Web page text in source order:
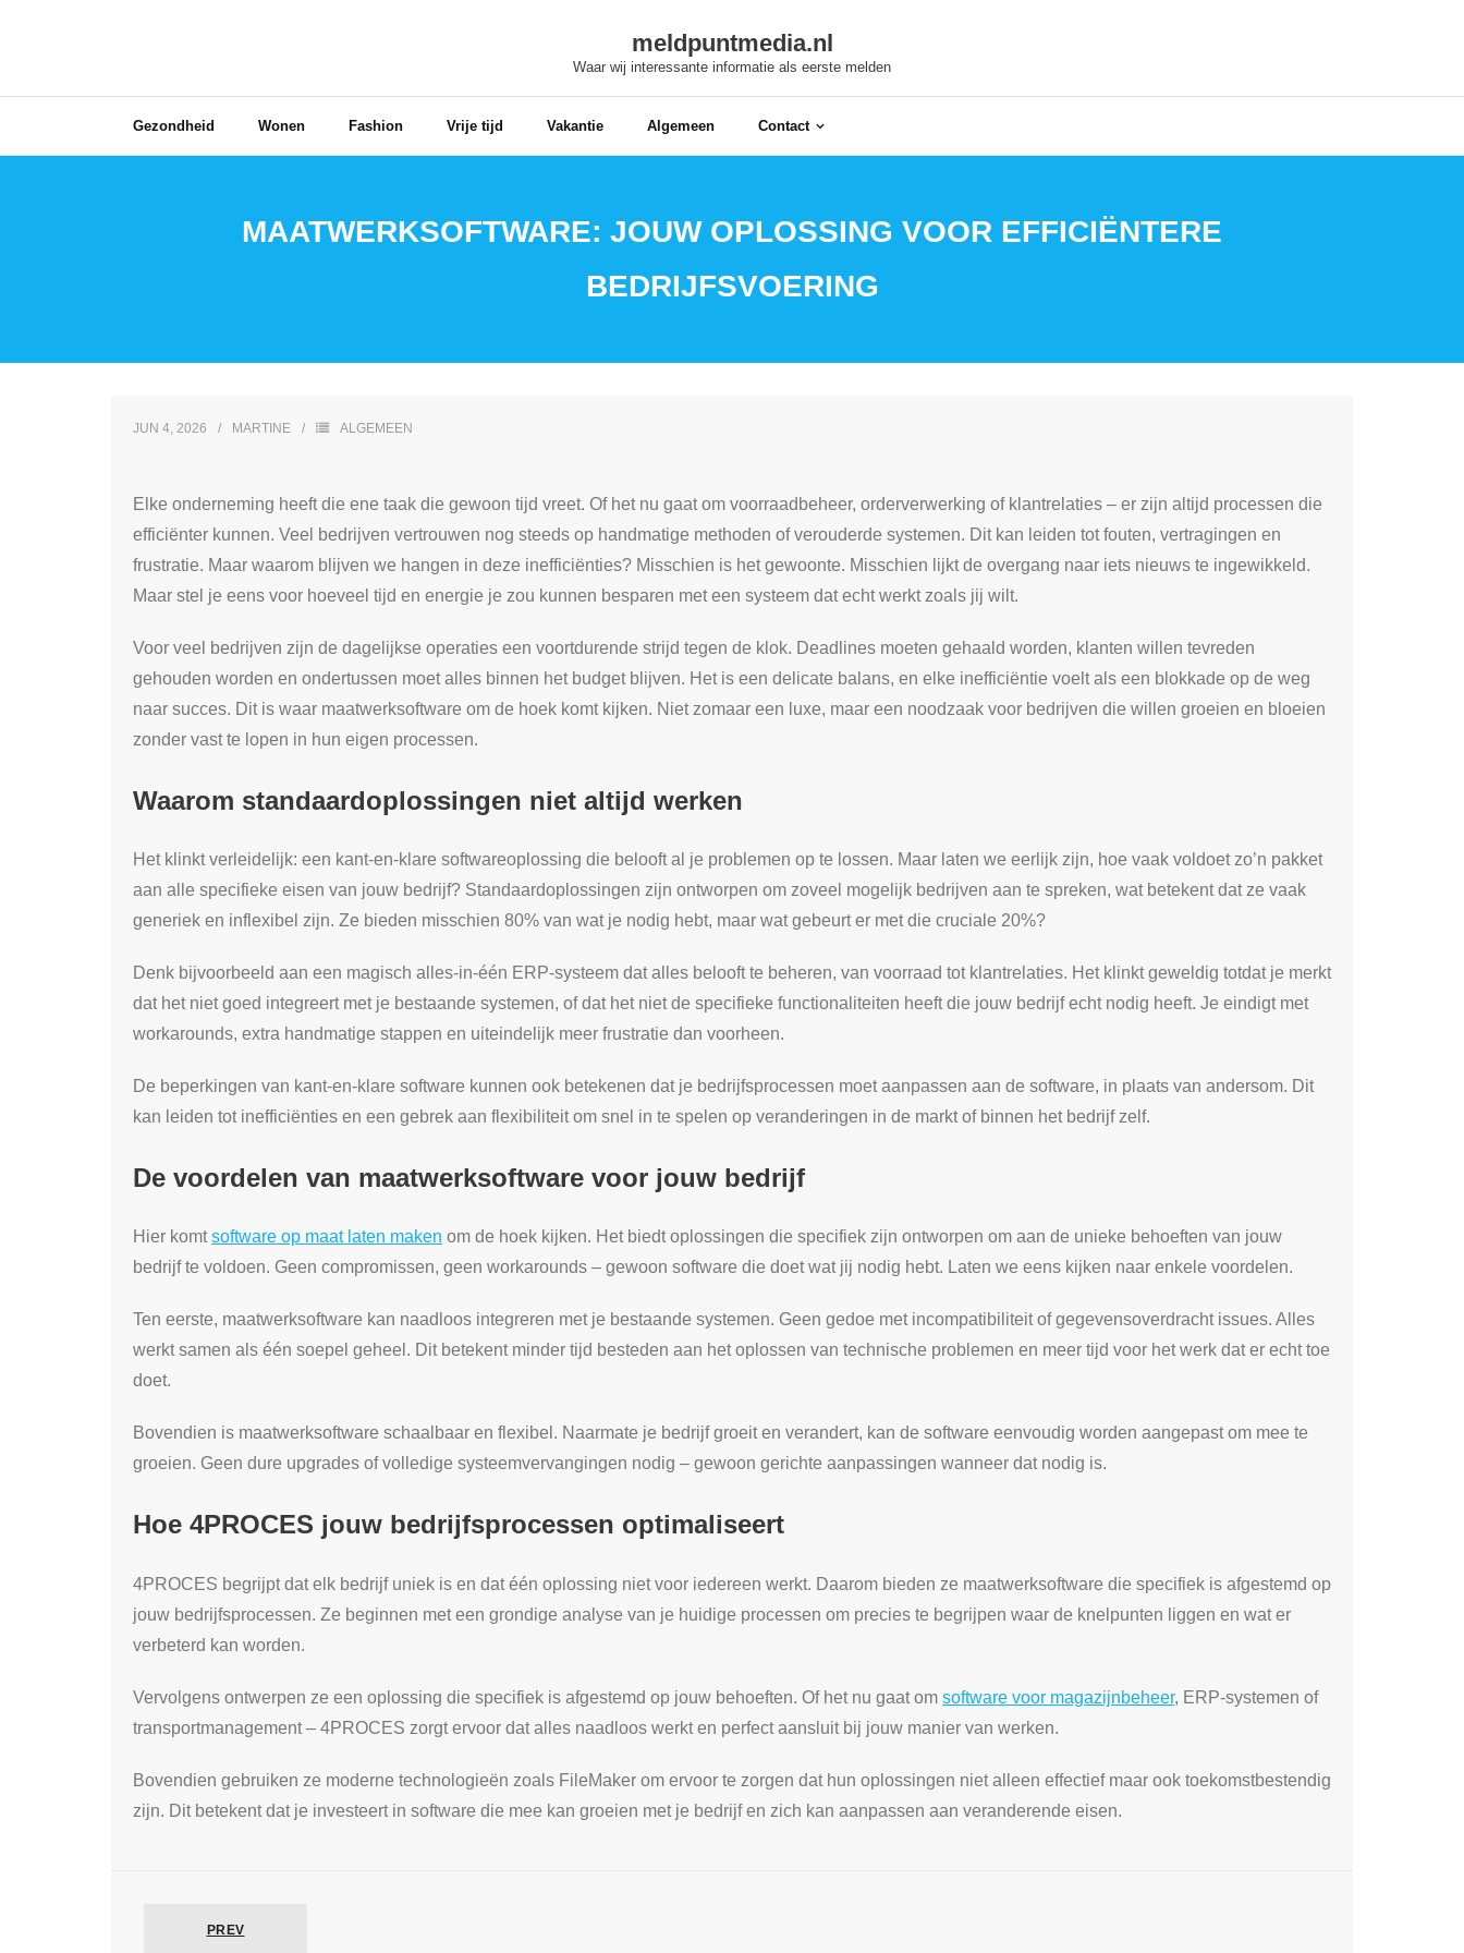
meldpuntmedia.nl
Waar wij interessante informatie als eerste melden
Gezondheid Wonen Fashion Vrije tijd Vakantie Algemeen Contact
MAATWERKSOFTWARE: JOUW OPLOSSING VOOR EFFICIËNTERE
BEDRIJFSVOERING
JUN 4, 2026 MARTINE ALGEMEEN
Elke onderneming heeft die ene taak die gewoon tijd vreet. Of het nu gaat om voorraadbeheer, orderverwerking of klantrelaties – er zijn altijd processen die
efficiënter kunnen. Veel bedrijven vertrouwen nog steeds op handmatige methoden of verouderde systemen. Dit kan leiden tot fouten, vertragingen en
frustratie. Maar waarom blijven we hangen in deze inefficiënties? Misschien is het gewoonte. Misschien lijkt de overgang naar iets nieuws te ingewikkeld.
Maar stel je eens voor hoeveel tijd en energie je zou kunnen besparen met een systeem dat echt werkt zoals jij wilt.
Voor veel bedrijven zijn de dagelijkse operaties een voortdurende strijd tegen de klok. Deadlines moeten gehaald worden, klanten willen tevreden
gehouden worden en ondertussen moet alles binnen het budget blijven. Het is een delicate balans, en elke inefficiëntie voelt als een blokkade op de weg
naar succes. Dit is waar maatwerksoftware om de hoek komt kijken. Niet zomaar een luxe, maar een noodzaak voor bedrijven die willen groeien en bloeien
zonder vast te lopen in hun eigen processen.
Waarom standaardoplossingen niet altijd werken
Het klinkt verleidelijk: een kant-en-klare softwareoplossing die belooft al je problemen op te lossen. Maar laten we eerlijk zijn, hoe vaak voldoet zo’n pakket
aan alle specifieke eisen van jouw bedrijf? Standaardoplossingen zijn ontworpen om zoveel mogelijk bedrijven aan te spreken, wat betekent dat ze vaak
generiek en inflexibel zijn. Ze bieden misschien 80% van wat je nodig hebt, maar wat gebeurt er met die cruciale 20%?
Denk bijvoorbeeld aan een magisch alles-in-één ERP-systeem dat alles belooft te beheren, van voorraad tot klantrelaties. Het klinkt geweldig totdat je merkt
dat het niet goed integreert met je bestaande systemen, of dat het niet de specifieke functionaliteiten heeft die jouw bedrijf echt nodig heeft. Je eindigt met
workarounds, extra handmatige stappen en uiteindelijk meer frustratie dan voorheen.
De beperkingen van kant-en-klare software kunnen ook betekenen dat je bedrijfsprocessen moet aanpassen aan de software, in plaats van andersom. Dit
kan leiden tot inefficiënties en een gebrek aan flexibiliteit om snel in te spelen op veranderingen in de markt of binnen het bedrijf zelf.
De voordelen van maatwerksoftware voor jouw bedrijf
Hier komtsoftware op maat laten maken om de hoek kijken. Het biedt oplossingen die specifiek zijn ontworpen om aan de unieke behoeften van jouw
bedrijf te voldoen. Geen compromissen, geen workarounds – gewoon software die doet wat jij nodig hebt. Laten we eens kijken naar enkele voordelen.
Ten eerste, maatwerksoftware kan naadloos integreren met je bestaande systemen. Geen gedoe met incompatibiliteit of gegevensoverdracht issues. Alles
werkt samen als één soepel geheel. Dit betekent minder tijd besteden aan het oplossen van technische problemen en meer tijd voor het werk dat er echt toe
doet.
Bovendien is maatwerksoftware schaalbaar en flexibel. Naarmate je bedrijf groeit en verandert, kan de software eenvoudig worden aangepast om mee te
groeien. Geen dure upgrades of volledige systeemvervangingen nodig – gewoon gerichte aanpassingen wanneer dat nodig is.
Hoe 4PROCES jouw bedrijfsprocessen optimaliseert
4PROCES begrijpt dat elk bedrijf uniek is en dat één oplossing niet voor iedereen werkt. Daarom bieden ze maatwerksoftware die specifiek is afgestemd op
jouw bedrijfsprocessen. Ze beginnen met een grondige analyse van je huidige processen om precies te begrijpen waar de knelpunten liggen en wat er
verbeterd kan worden.
Vervolgens ontwerpen ze een oplossing die specifiek is afgestemd op jouw behoeften. Of het nu gaat om software voor magazijnbeheer, ERP-systemen of
transportmanagement – 4PROCES zorgt ervoor dat alles naadloos werkt en perfect aansluit bij jouw manier van werken.
Bovendien gebruiken ze moderne technologieën zoals FileMaker om ervoor te zorgen dat hun oplossingen niet alleen effectief maar ook toekomstbestendig
zijn. Dit betekent dat je investeert in software die mee kan groeien met je bedrijf en zich kan aanpassen aan veranderende eisen.
PREV